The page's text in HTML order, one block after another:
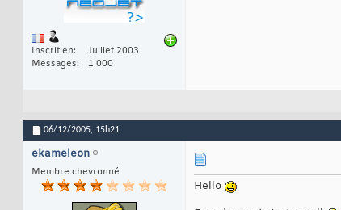
Inscrit en
Juillet 2003
Messages
1 000
06/12/2005, 15h21
ekameleon
Membre chevronné
Hello